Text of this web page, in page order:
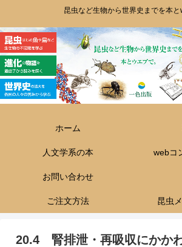
昆虫など生物から世界史までを本と
ホーム
人文学系の本 webコ
お問い合わせ
ご注文方法 昆虫
20.4 腎排泄・再吸収にかか